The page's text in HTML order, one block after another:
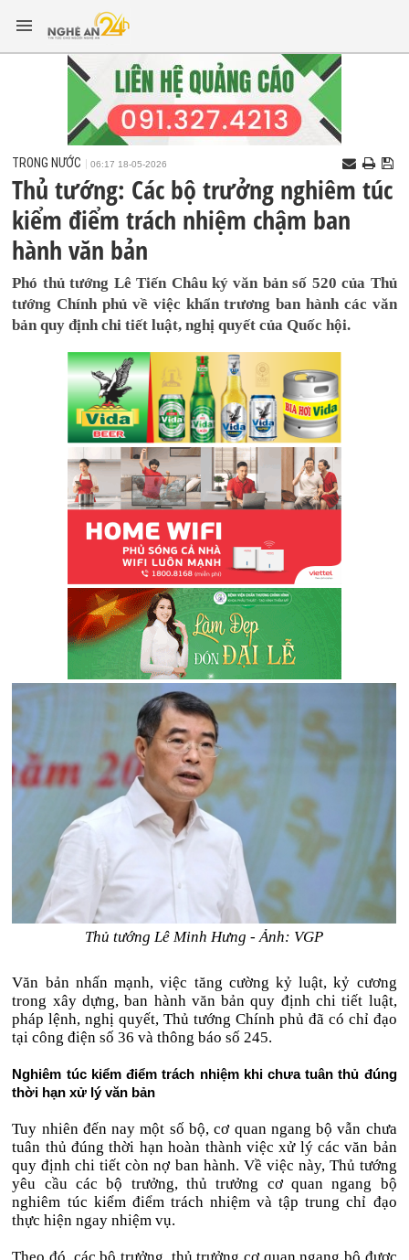
TRONG NƯỚC 06:17 18-05-2026
Thủ tướng: Các bộ trưởng nghiêm túc
kiểm điểm trách nhiệm chậm ban
hành văn bản
Phó thủ tướng Lê Tiến Châu ký văn bản số 520 của Thủ
tướng Chính phủ về việc khẩn trương ban hành các văn
bản quy định chi tiết luật, nghị quyết của Quốc hội.
Thủ tướng Lê Minh Hưng - Ảnh: VGP
Văn bản nhấn mạnh, việc tăng cường kỷ luật, kỷ cương
trong xây dựng, ban hành văn bản quy định chi tiết luật,
pháp lệnh, nghị quyết, Thủ tướng Chính phủ đã có chỉ đạo
tại công điện số 36 và thông báo số 245.
Nghiêm túc kiểm điểm trách nhiệm khi chưa tuân thủ đúng
thời hạn xử lý văn bản
Tuy nhiên đến nay một số bộ, cơ quan ngang bộ vẫn chưa
tuân thủ đúng thời hạn hoàn thành việc xử lý các văn bản
quy định chi tiết còn nợ ban hành. Về việc này, Thủ tướng
yêu cầu các bộ trưởng, thủ trưởng cơ quan ngang bộ
nghiêm túc kiểm điểm trách nhiệm và tập trung chỉ đạo
thực hiện ngay nhiệm vụ.